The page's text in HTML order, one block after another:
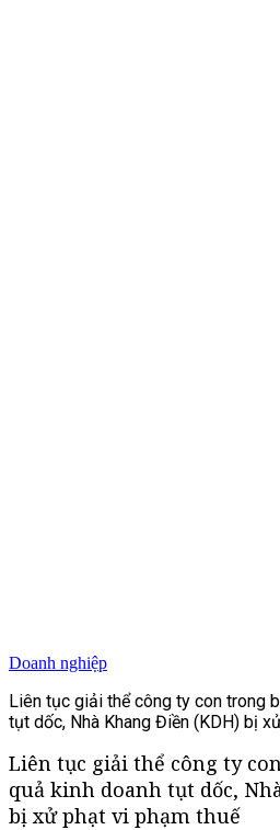
Doanh nghiệp
Liên tục giải thể công ty con trong
tụt dốc, Nhà Khang Điền (KDH) bị
Liên tục giải thể công ty
quả kinh doanh tụt dốc,
bị xử phạt vi phạm thuế